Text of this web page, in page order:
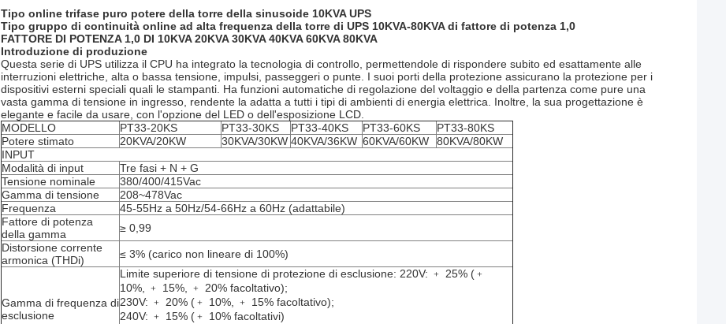
Tipo online trifase puro potere della torre della sinusoide 10KVA UPS
Tipo gruppo di continuità online ad alta frequenza della torre di UPS 10KVA-80KVA di fattore di potenza 1,0
FATTORE DI POTENZA 1,0 DI 10KVA 20KVA 30KVA 40KVA 60KVA 80KVA
Introduzione di produzione
Questa serie di UPS utilizza il CPU ha integrato la tecnologia di controllo, permettendole di rispondere subito ed esattamente alle
interruzioni elettriche, alta o bassa tensione, impulsi, passeggeri o punte. I suoi porti della protezione assicurano la protezione per i
dispositivi esterni speciali quali le stampanti. Ha funzioni automatiche di regolazione del voltaggio e della partenza come pure una
vasta gamma di tensione in ingresso, rendente la adatta a tutti i tipi di ambienti di energia elettrica. Inoltre, la sua progettazione è
elegante e facile da usare, con l'opzione del LED o dell'esposizione LCD.
MODELLO
PT33-20KS PT33-30KS PT33-40KS PT33-60KS
PT33-80KS
Potere stimato
20KVA/20KW 30KVA/30KW 40KVA/36KW 60KVA/60KW
80KVA/80KW
INPUT
Modalità di input
Tre fasi + N + G
Tensione nominale
380/400/415Vac
Gamma di tensione
208~478Vac
Frequenza
45-55Hz a 50Hz/54-66Hz a 60Hz (adattabile)
Fattore di potenza
della gamma
≥ 0,99
Distorsione corrente
armonica (THDi)
≤ 3% (carico non lineare di 100%)
Gamma di frequenza di
esclusione
Limite superiore di tensione di protezione di esclusione: 220V: ﹢ 25% (﹢
10%, ﹢ 15%, ﹢ 20% facoltativo);
230V: ﹢ 20% (﹢ 10%, ﹢ 15% facoltativo);
240V: ﹢ 15% (﹢ 10% facoltativi)